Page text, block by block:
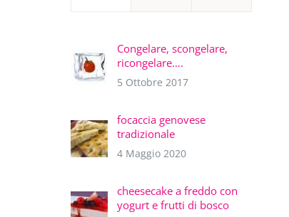
Congelare, scongelare,
ricongelare….
5 Ottobre 2017
focaccia genovese
tradizionale
4 Maggio 2020
cheesecake a freddo con
yogurt e frutti di bosco